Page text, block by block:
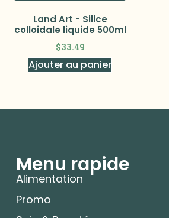
Land Art - Silice
colloidale liquide 500ml
$33.49
Ajouter au panier
Menu rapide
Alimentation
Promo